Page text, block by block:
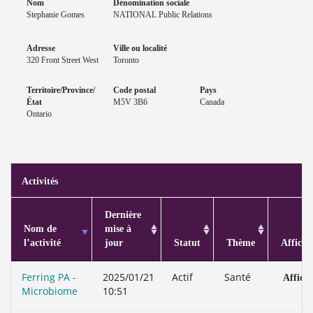
Nom
Stephanie Gomes
Dénomination sociale
NATIONAL Public Relations
Adresse
320 Front Street West
Ville ou localité
Toronto
Territoire/Province/
État
Ontario
Code postal
M5V 3B6
Pays
Canada
Activités
Nom de
l’activité
Dernière
mise à
jour
Statut Thème
Ferring PA -
Microbiome
2025/01/21
10:51
Actif Santé